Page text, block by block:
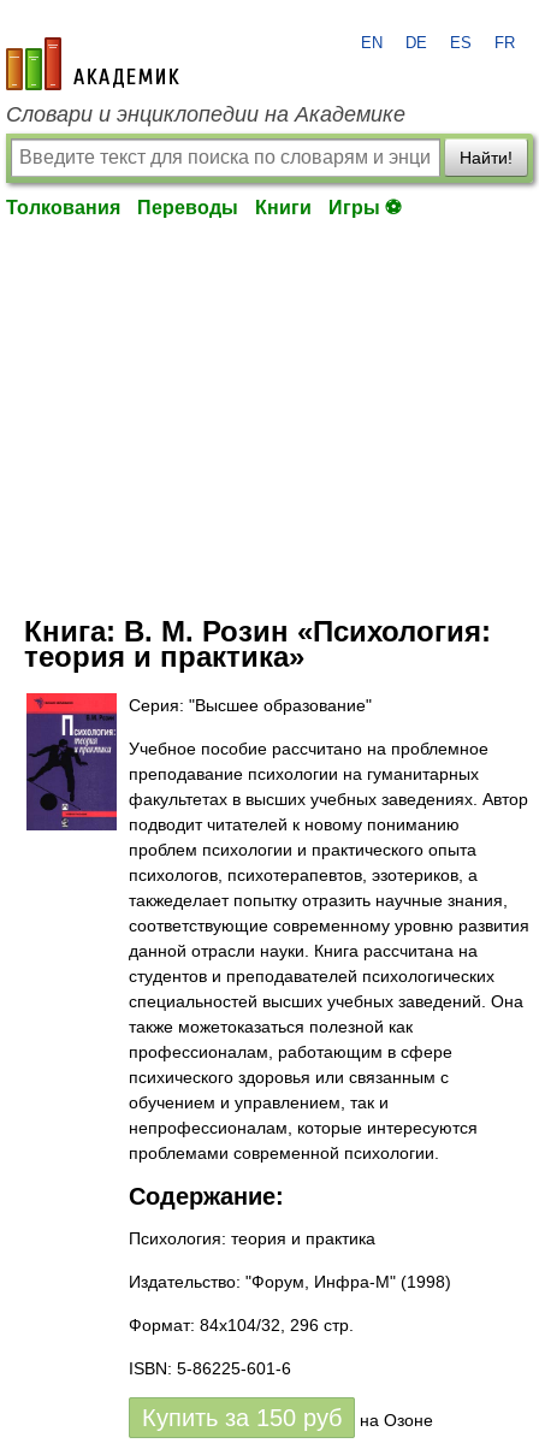
academic.ru
EN DE ES FR
Словари и энциклопедии на Академике
Найти!
Толкования Переводы Книги Игры ⚽
Книга: В. М. Розин «Психология:
теория и практика»
Серия: "Высшее образование"
Учебное пособие рассчитано на проблемное
преподавание психологии на гуманитарных
факультетах в высших учебных заведениях. Автор
подводит читателей к новому пониманию
проблем психологии и практического опыта
психологов, психотерапевтов, эзотериков, а
такжеделает попытку отразить научные знания,
соответствующие современному уровню развития
данной отрасли науки. Книга рассчитана на
студентов и преподавателей психологических
специальностей высших учебных заведений. Она
также можетоказаться полезной как
профессионалам, работающим в сфере
психического здоровья или связанным с
обучением и управлением, так и
непрофессионалам, которые интересуются
проблемами современной психологии.
Содержание:
Психология: теория и практика
Издательство: "Форум, Инфра-М" (1998)
Формат: 84x104/32, 296 стр.
ISBN: 5-86225-601-6
Купить за 150 руб на Озоне